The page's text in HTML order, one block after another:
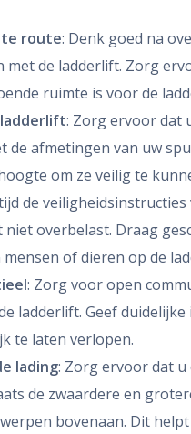
route: Denk goed na
met de ladderlift. Zorg
ruimte is voor de
: Zorg ervoor dat
de afmetingen van uw
om ze veilig te
de
overbelast. Draag
of dieren op de
: Zorg voor open
ladderlift. Geef
te laten verlopen.
lading: Zorg ervoor dat
de zwaardere en
bovenaan. Dit